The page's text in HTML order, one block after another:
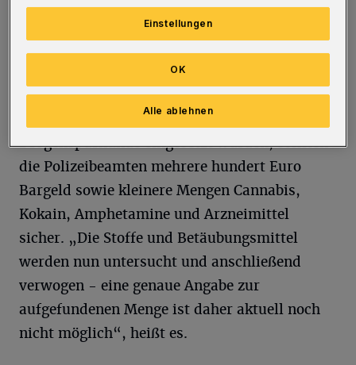
die Beschuldigten bewaffnet waren, fanden
Beteiligung von Spezialeinsatzkräften sowie
Beweissicherungs- und Festnahmeeinheiten
statt. Bei ihren Aktionen, bei denen auch
Drogenspürhunde eingesetzt wurden, stellten
die Polizeibeamten mehrere hundert Euro
Bargeld sowie kleinere Mengen Cannabis,
Kokain, Amphetamine und Arzneimittel
sicher. „Die Stoffe und Betäubungsmittel
werden nun untersucht und anschließend
verwogen - eine genaue Angabe zur
aufgefundenen Menge ist daher aktuell noch
nicht möglich“, heißt es.
Einstellungen
Alle ablehnen
OK